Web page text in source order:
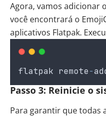
Agora, vamos adicionar
você encontrará o
aplicativos Flatpak.
flatpak remote-
Passo 3: Reinicie o
Para garantir que todas